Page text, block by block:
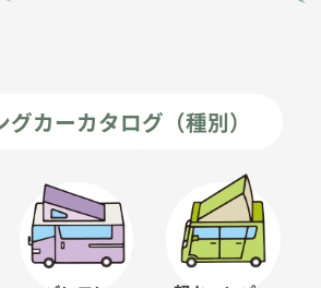
グカーカタログ（種別）